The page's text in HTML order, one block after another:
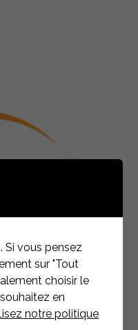
Si vous pensez
sur "Tout
choisir le
en
notre politique